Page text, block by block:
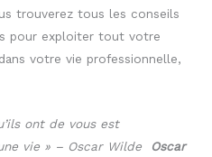
trouverez tous les conseils
pour exploiter tout votre
votre vie professionnelle,
ont de vous est
vie » – Oscar Wilde
Oscar